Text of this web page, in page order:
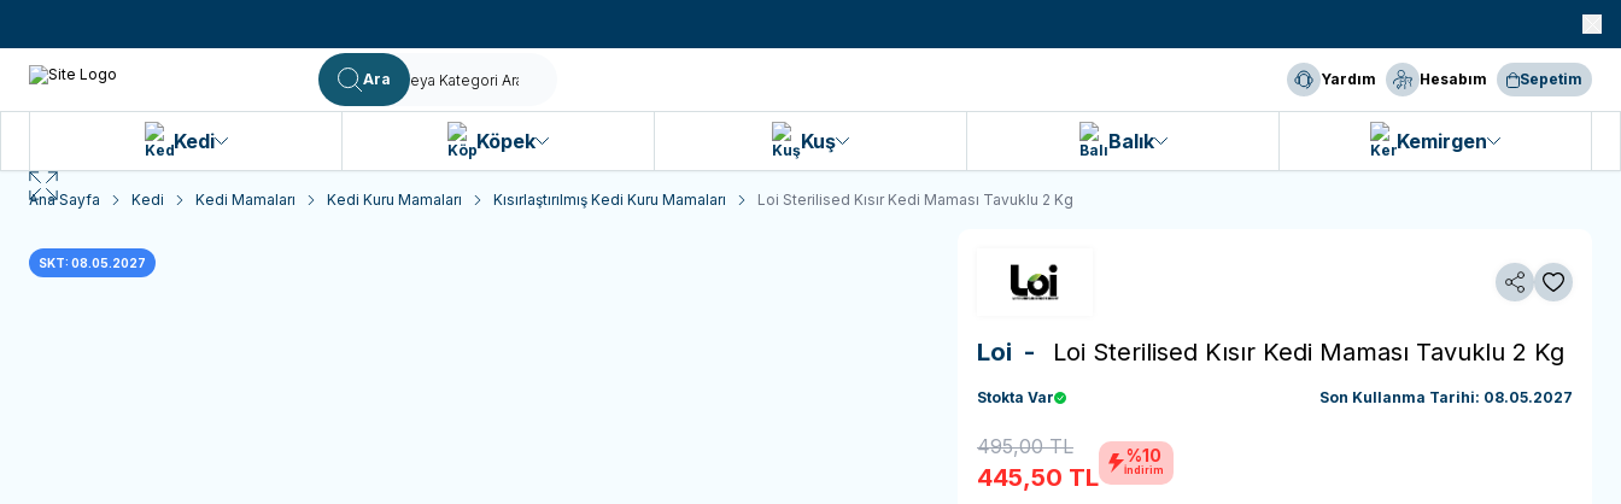
Ara Yardım Hesabım Sepetim
Kedi Köpek Kuş Balık Kemirgen
Ana Sayfa Kedi Kedi Mamaları Kedi Kuru Mamaları Kısırlaştırılmış Kedi Kuru Mamaları Loi Sterilised Kısır Kedi Maması Tavuklu 2 Kg
SKT: 08.05.2027
PaylaşFavoriye
Loi - Loi Sterilised Kısır Kedi Maması Tavuklu 2 Kg
Stokta Var Son Kullanma Tarihi: 08.05.2027
495,00TL
445,50 TL
%10
İndirim